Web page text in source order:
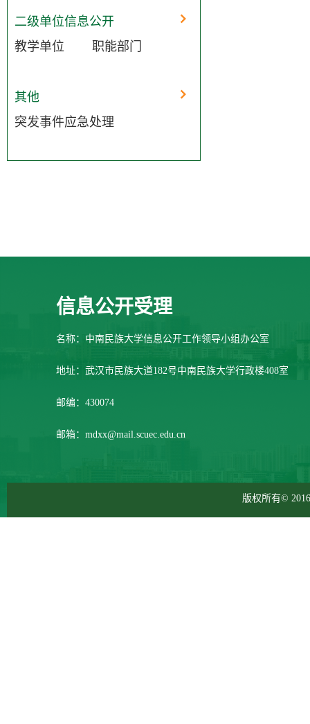
二级单位信息公开
教学单位
职能部门
其他
突发事件应急处理
信息公开受理
名称：中南民族大学信息公开工作领导小组办公室
地址：武汉市民族大道182号中南民族大学行政楼408室
邮编：430074
邮箱：mdxx@mail.scuec.edu.cn
版权所有©